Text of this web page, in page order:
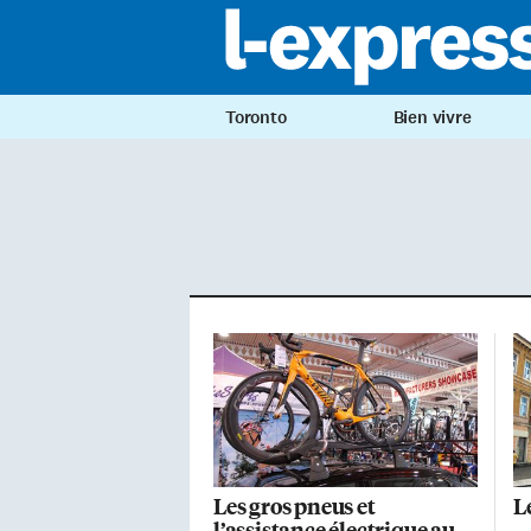
Toronto Bien vivre
Les gros pneus et